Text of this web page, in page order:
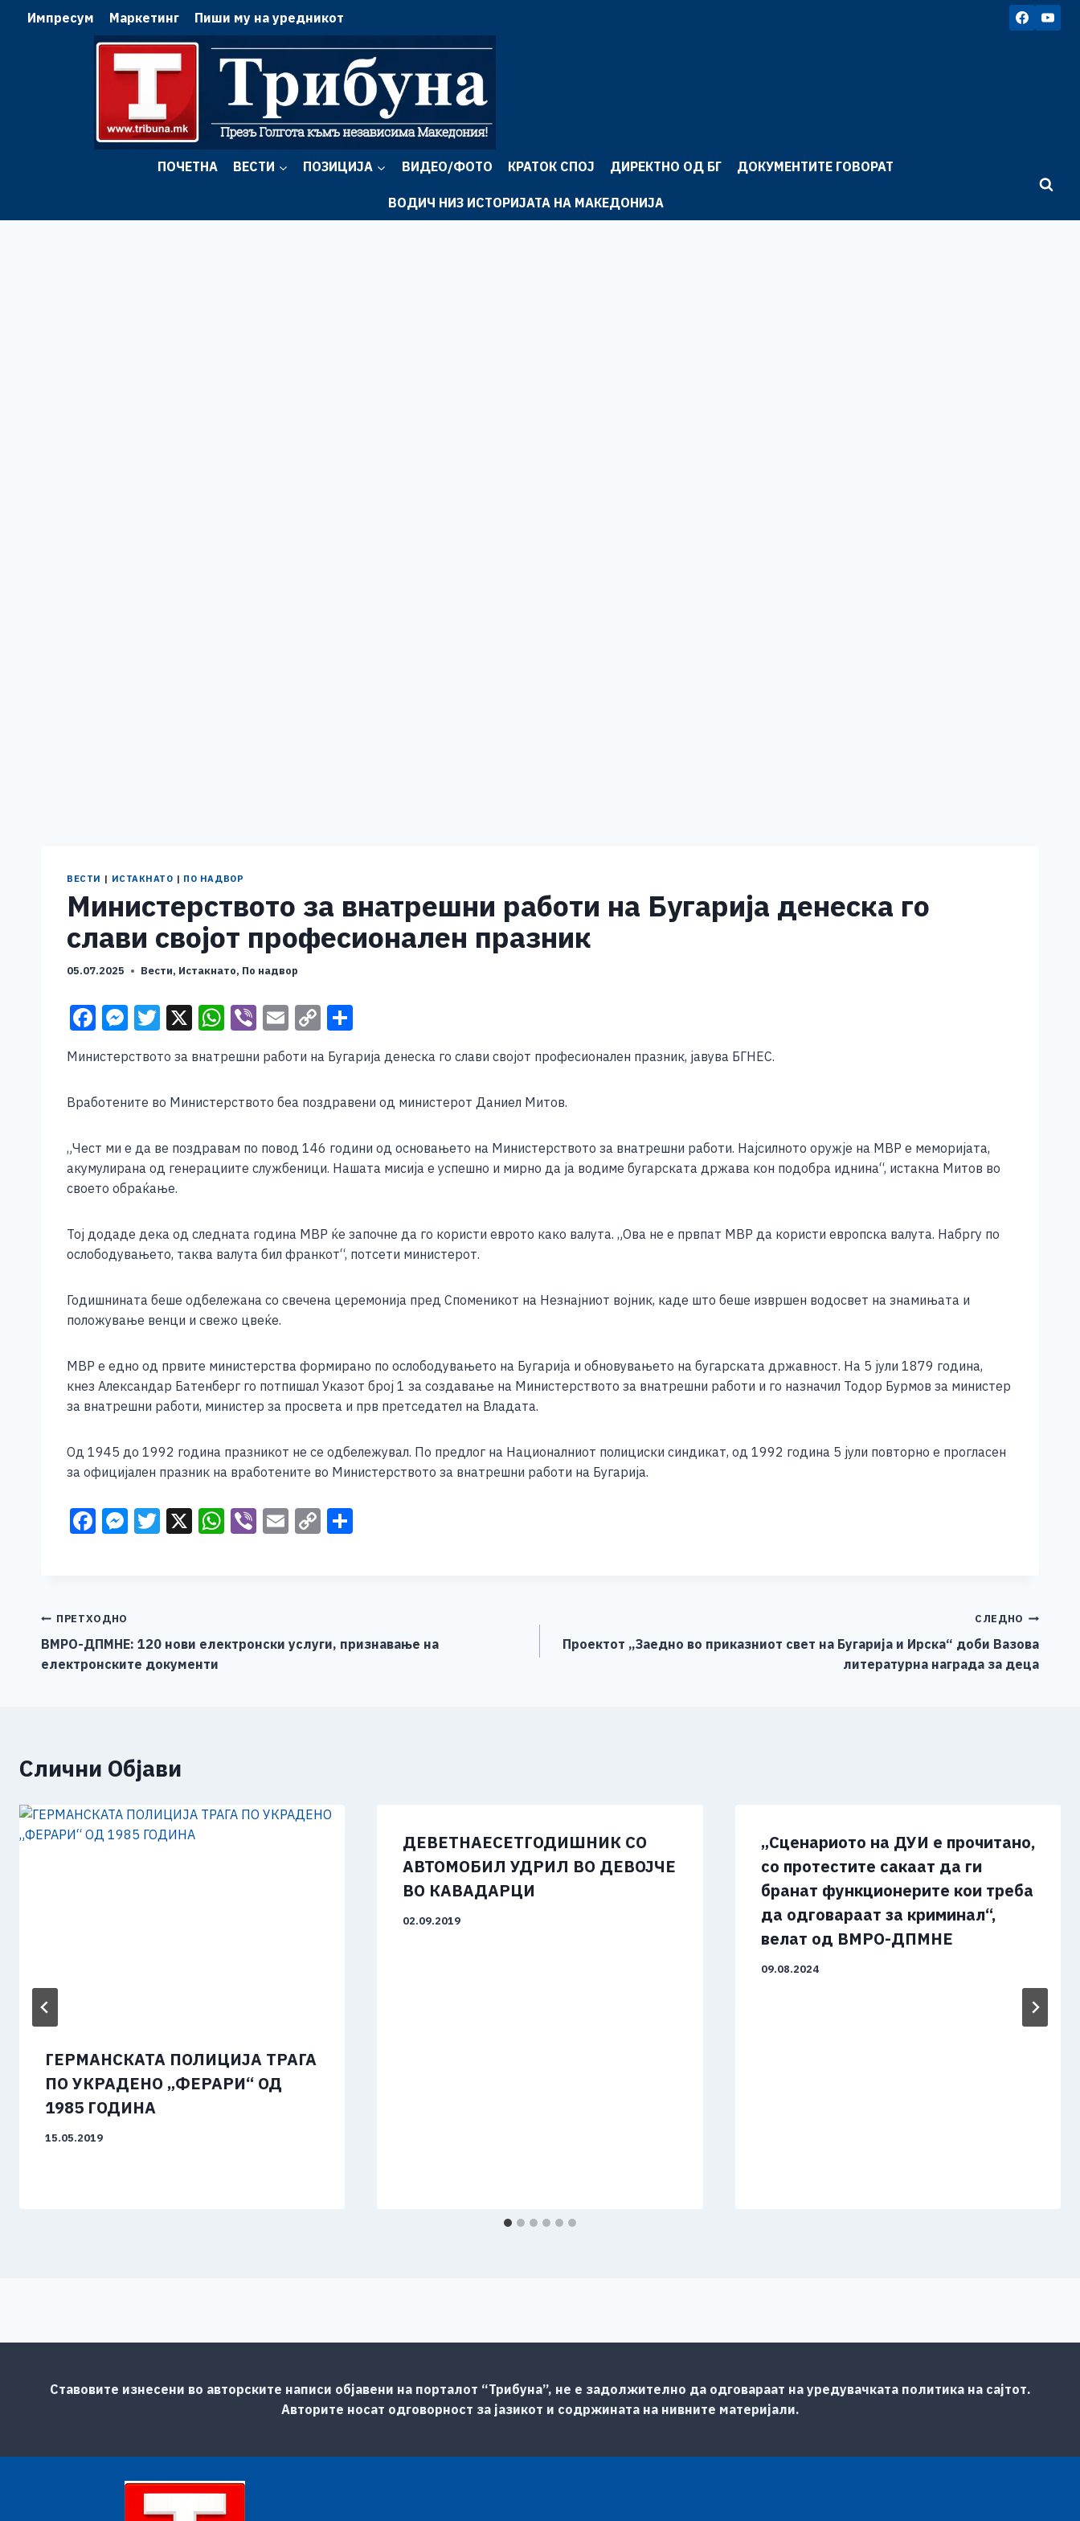
Импресум Маркетинг Пиши му на уредникот
ПОЧЕТНА ВЕСТИ ПОЗИЦИЈА ВИДЕО/ФОТО КРАТОК СПОЈ ДИРЕКТНО ОД БГ ДОКУМЕНТИТЕ ГОВОРАТ
ВОДИЧ НИЗ ИСТОРИЈАТА НА МАКЕДОНИЈА
ВЕСТИ | ИСТАКНАТО | ПО НАДВОР
Министерството за внатрешни работи на Бугарија денеска го
слави својот професионален празник
05.07.2025 Вести, Истакнато, По надвор
F
c
e
o
o
k
M
ss
e
g
er
T
tt
er
X W
at
s
A
p
p
Vi
er
E
ai
l
C
o
p
y
Li
n
k
ar
e
Министерството за внатрешни работи на Бугарија денеска го слави својот професионален празник, јавува БГНЕС.
Вработените во Министерството беа поздравени од министерот Даниел Митов.
„Чест ми е да вe поздравам по повод 146 години од основањето на Министерството за внатрешни работи. Најсилното оружје на МВР е меморијата,
акумулирана од генерациите службеници. Нашата мисија е успешно и мирно да ја водиме бугарската држава кон подобра иднина“, истакна Митов во
своето обраќање.
Тој додаде дека од следната година МВР ќе започне да го користи еврото како валута. „Ова не е првпат МВР да користи европска валута. Набргу по
ослободувањето, таква валута бил франкот“, потсети министерот.
Годишнината беше одбележана со свечена церемонија пред Споменикот на Незнајниот војник, каде што беше извршен водосвет на знамињата и
положување венци и свежо цвеќе.
МВР е едно од првите министерства формирано по ослободувањето на Бугарија и обновувањето на бугарската државност. На 5 јули 1879 година,
кнез Александар Батенберг го потпишал Указот број 1 за создавање на Министерството за внатрешни работи и го назначил Тодор Бурмов за министер
за внатрешни работи, министер за просвета и прв претседател на Владата.
Од 1945 до 1992 година празникот не се одбележувал. По предлог на Националниот полициски синдикат, од 1992 година 5 јули повторно е прогласен
за официјален празник на вработените во Министерството за внатрешни работи на Бугарија.
F
b
o
o
M
g
er
T X W
p
Vi E C
n
Навигација
на
ПРЕТХОДНО
ВМРО-ДПМНЕ: 120 нови електронски услуги, признавање на
електронските документи
СЛЕДНО
Проектот „Заедно во приказниот свет на Бугарија и Ирска“ доби Вазова
литературна награда за деца
Слични Објави
ГЕРМАНСКАТА ПОЛИЦИЈА ТРАГА
ПО УКРАДЕНО „ФЕРАРИ“ ОД
1985 ГОДИНА
15.05.2019
ДЕВЕТНАЕСЕТГОДИШНИК СО
АВТОМОБИЛ УДРИЛ ВО ДЕВОЈЧЕ
ВО КАВАДАРЦИ
02.09.2019
„Сценариото на ДУИ е прочитано,
со протестите сакаат да ги
бранат функционерите кои треба
да одговараат за криминал“,
велат од ВМРО-ДПМНЕ
09.08.2024
Ставовите изнесени во авторските написи објавени на порталот “Трибуна”, не е задолжително да одговараат на уредувачката политика на сајтот.
Авторите носат одговорност за јазикот и содржината на нивните материјали.